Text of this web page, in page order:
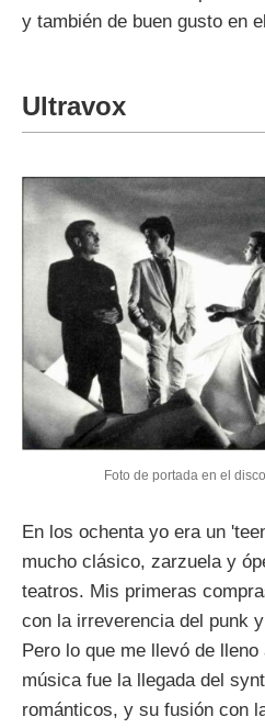
y también de buen gusto en
Ultravox
Foto de portada en el
En los ochenta yo era un
mucho clásico, zarzuela y
teatros. Mis primeras
con la irreverencia del punk
Pero lo que me llevó de
música fue la llegada del
románticos, y su fusión con